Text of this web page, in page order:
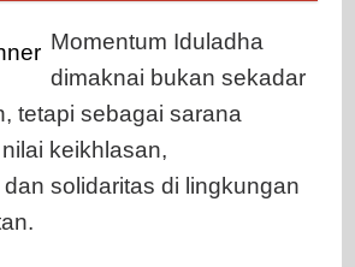
Momentum Iduladha
dimaknai bukan sekadar
tetapi sebagai sarana
keikhlasan,
solidaritas di lingkungan